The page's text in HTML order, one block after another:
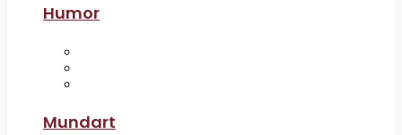
Humor
Mundart